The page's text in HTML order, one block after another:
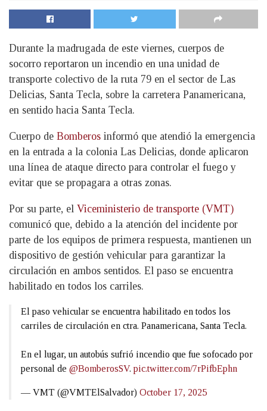
Durante la madrugada de este viernes, cuerpos de
socorro reportaron un incendio en una unidad de
transporte colectivo de la ruta 79 en el sector de Las
Delicias, Santa Tecla, sobre la carretera Panamericana,
en sentido hacia Santa Tecla.
Cuerpo de Bomberos informó que atendió la emergencia
en la entrada a la colonia Las Delicias, donde aplicaron
una línea de ataque directo para controlar el fuego y
evitar que se propagara a otras zonas.
Por su parte, el Viceministerio de transporte (VMT)
comunicó que, debido a la atención del incidente por
parte de los equipos de primera respuesta, mantienen un
dispositivo de gestión vehicular para garantizar la
circulación en ambos sentidos. El paso se encuentra
habilitado en todos los carriles.
El paso vehicular se encuentra habilitado en todos los
carriles de circulación en ctra. Panamericana, Santa Tecla.
En el lugar, un autobús sufrió incendio que fue sofocado por
personal de @BomberosSV. pic.twitter.com/7rPifbEphn
— VMT (@VMTElSalvador) October 17, 2025